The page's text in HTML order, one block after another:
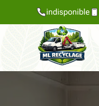
indisponible